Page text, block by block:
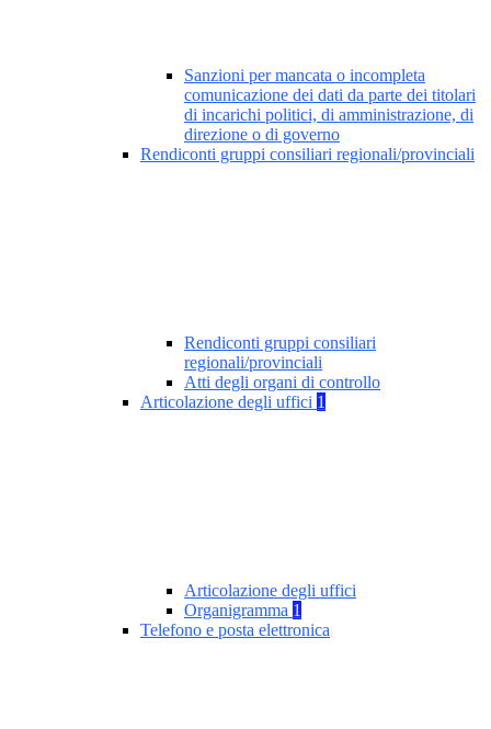
Sanzioni per mancata o incompleta
comunicazione dei dati da parte dei titolari
di incarichi politici, di amministrazione, di
direzione o di governo
Rendiconti gruppi consiliari regionali/provinciali
Rendiconti gruppi consiliari
regionali/provinciali
Atti degli organi di controllo
Articolazione degli uffici 1
Articolazione degli uffici
Organigramma 1
Telefono e posta elettronica